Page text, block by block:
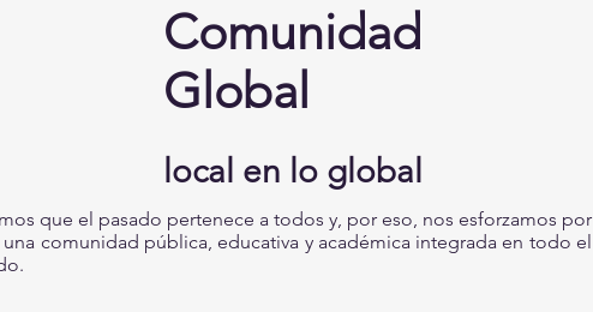
Comunidad
Global
local en lo global
que el pasado pertenece a todos y, por eso, nos esforzamos por
una comunidad pública, educativa y académica integrada en todo el